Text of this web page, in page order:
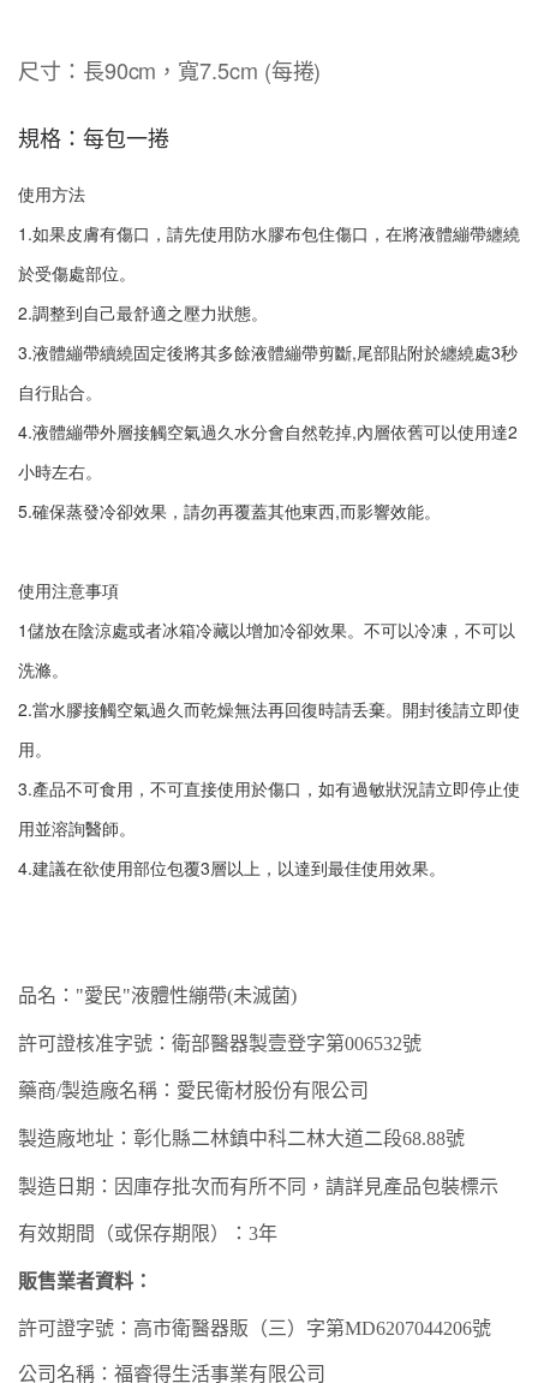
尺寸：長90cm，寬7.5cm (每捲)
規格：每包一捲
使用方法
1.如果皮膚有傷口，請先使用防水膠布包住傷口，在將液體繃帶纏繞
於受傷處部位。
2.調整到自己最舒適之壓力狀態。
3.液體繃帶續繞固定後將其多餘液體繃帶剪斷,尾部貼附於纏繞處3秒
自行貼合。
4.液體繃帶外層接觸空氣過久水分會自然乾掉,內層依舊可以使用達2
小時左右。
5.確保蒸發冷卻效果，請勿再覆蓋其他東西,而影響效能。
使用注意事項
1儲放在陰涼處或者冰箱冷藏以增加冷卻效果。不可以冷凍，不可以
洗滌。
2.當水膠接觸空氣過久而乾燥無法再回復時請丢棄。開封後請立即使
用。
3.產品不可食用，不可直接使用於傷口，如有過敏狀況請立即停止使
用並溶詢醫師。
4.建議在欲使用部位包覆3層以上，以達到最佳使用效果。
品名："愛民"液體性繃帶(未滅菌)
許可證核准字號：衛部醫器製壹登字第006532號
藥商/製造廠名稱： 愛民衛材股份有限公司
製造廠地址： 彰化縣二林鎮中科二林大道二段68.88號
製造日期：因庫存批次而有所不同，請詳見產品包裝標示
有效期間（或保存期限）： 3年
販售業者資料：
許可證字號：高市衛醫器販（三）字第MD6207044206號
公司名稱：福睿得生活事業有限公司